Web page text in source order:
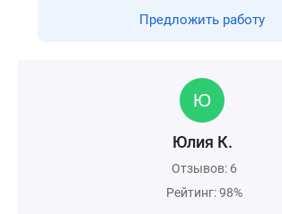
Предложить работу
Юлия К.
Отзывов: 6
Рейтинг: 98%